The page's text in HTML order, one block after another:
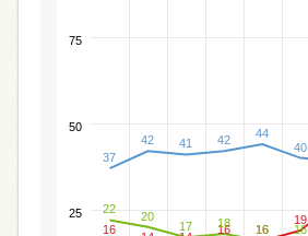
37
42 41 42
44
40
16 16 16
19
22
20
17 18
16 16
25
50
75